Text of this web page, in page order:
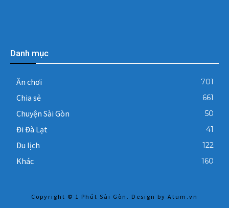
Danh mục
Ăn chơi 701
Chia sẻ 661
Chuyện Sài Gòn 50
Đi Đà Lạt 41
Du lịch 122
Khác 160
Copyright © 1 Phút Sài Gòn. Design by Atum.vn